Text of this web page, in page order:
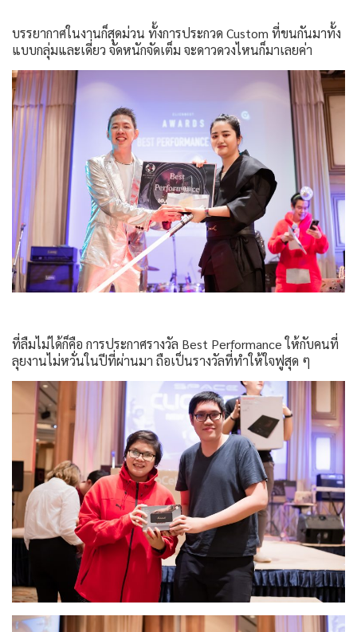
บรรยากาศในงานก็สุดม่วน ทั้งการประกวด Custom ที่ขนกันมาทั้ง
แบบกลุ่มและเดี่ยว จัดหนักจัดเต็ม จะดาวดวงไหนก็มาเลยค่า
ที่ลืมไม่ได้ก็คือ การประกาศรางวัล Best Performance ให้กับคนที่
ลุยงานไม่หวั่นในปีที่ผ่านมา ถือเป็นรางวัลที่ทำให้ใจฟูสุด ๆ